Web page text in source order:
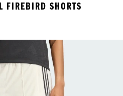
FIREBIRD SHORTS